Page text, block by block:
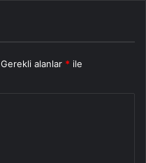
Gerekli alanlar * ile